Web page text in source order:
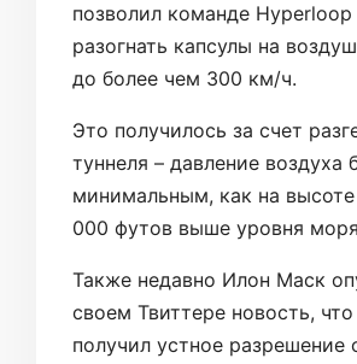
позволил команде Hyperloop
разогнать капсулы на
до более чем 300 км/ч.
Это получилось за счет
туннеля – давление воздуха
минимальным, как на
000 футов выше уровня
Также недавно Илон Маск
своем Твиттере новость,
получил устное разрешение